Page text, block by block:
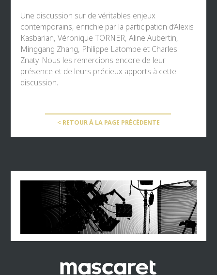
Une discussion sur de véritables enjeux
contemporains, enrichie par la participation d’Alexis
Kasbarian,Véronique TORNER,Aline Aubertin,
Minggang Zhang, Philippe Latombe et Charles
Znaty. Nous les remercions encore de leur
présence et de leurs précieux apports à cette
discussion.
< RETOUR À LA PAGE PRÉCÉDENTE